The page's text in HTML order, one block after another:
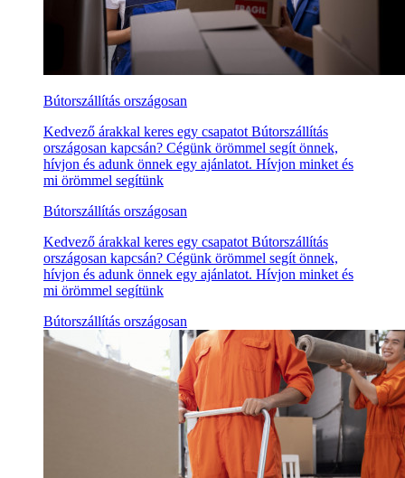
Bútorszállítás országosan
Kedvező árakkal keres egy csapatot Bútorszállítás
országosan kapcsán? Cégünk örömmel segít önnek,
hívjon és adunk önnek egy ajánlatot. Hívjon minket és
mi örömmel segítünk
Bútorszállítás országosan
Kedvező árakkal keres egy csapatot Bútorszállítás
országosan kapcsán? Cégünk örömmel segít önnek,
hívjon és adunk önnek egy ajánlatot. Hívjon minket és
mi örömmel segítünk
Bútorszállítás országosan